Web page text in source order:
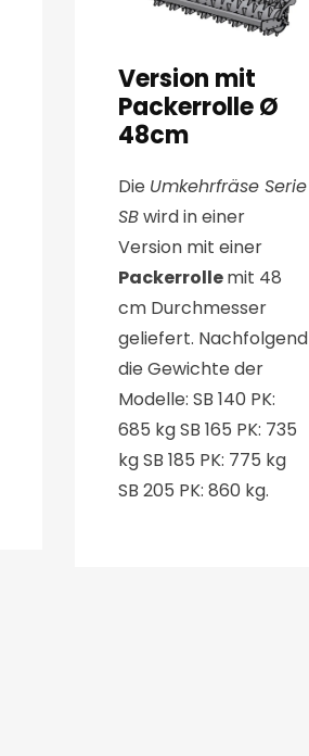
Version mit
Packerrolle Ø
48cm
Die Umkehrfräse Serie
SBwird in einer
Version mit einer
Packerrollemit 48
cm Durchmesser
geliefert. Nachfolgend
die Gewichte der
Modelle: SB 140 PK:
685 kg SB 165 PK: 735
kg SB 185 PK: 775 kg
SB 205 PK: 860 kg.